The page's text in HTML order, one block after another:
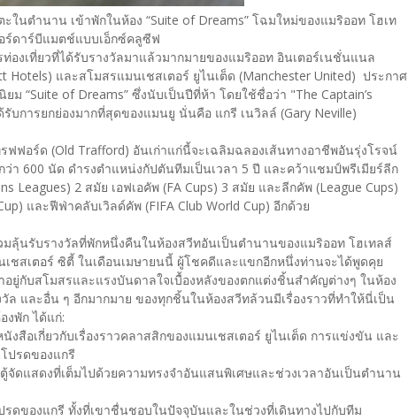
ในตำนาน เข้าพักในห้อง “Suite of Dreams” โฉมใหม่ของแมริออท โฮเท
ดาร์บีแมตช์แบบเอ็กซ์คลูซีฟ
องเที่ยวที่ได้รับรางวัลมาแล้วมากมายของแมริออท อินเตอร์เนชั่นแนล
Hotels) และสโมสรแมนเชสเตอร์ ยูไนเต็ด (Manchester United) ประกาศ
“Suite of Dreams” ซึ่งนับเป็นปีที่ห้า โดยใช้ชื่อว่า "The Captain’s
บการยกย่องมากที่สุดของแมนยู นั่นคือ แกรี เนวิลล์ (Gary Neville)
ฟฟอร์ด (Old Trafford) อันเก่าแก่นี้จะเฉลิมฉลองเส้นทางอาชีพอันรุ่งโรจน์
า 600 นัด ดำรงตำแหน่งกัปตันทีมเป็นเวลา 5 ปี และคว้าแชมป์พรีเมียร์ลีก
Leagues) 2 สมัย เอฟเอคัพ (FA Cups) 3 สมัย และลีกคัพ (League Cups)
และฟีฟ่าคลับเวิลด์คัพ (FIFA Club World Cup) อีกด้วย
ลุ้นรับรางวัลที่พักหนึ่งคืนในห้องสวีทอันเป็นตำนานของแมริออท โฮเทลส์
ชสเตอร์ ซิตี้ ในเดือนเมษายนนี้ ผู้โชคดีและแขกอีกหนึ่งท่านจะได้พูดคุย
อยู่กับสโมสรและแรงบันดาลใจเบื้องหลังของตกแต่งชิ้นสำคัญต่างๆ ในห้อง
ล และอื่น ๆ อีกมากมาย ของทุกชิ้นในห้องสวีทล้วนมีเรื่องราวที่ทำให้นี่เป็น
พัก ได้แก่:
งสือเกี่ยวกับเรื่องราวคลาสสิกของแมนเชสเตอร์ ยูไนเต็ด การแข่งขัน และ
ปรดของแกรี
จัดแสดงที่เต็มไปด้วยความทรงจำอันแสนพิเศษและช่วงเวลาอันเป็นตำนาน
รดของแกรี ทั้งที่เขาชื่นชอบในปัจจุบันและในช่วงที่เดินทางไปกับทีม